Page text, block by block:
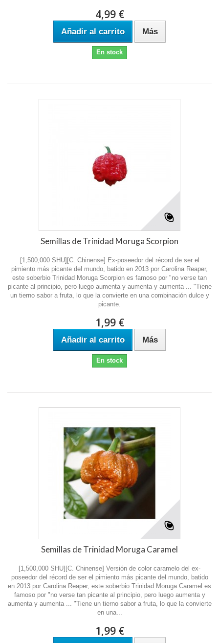
4,99 €
Añadir al carrito Más
En stock
Semillas de Trinidad Moruga Scorpion
[1,500,000 SHU][C. Chinense] Ex-poseedor del récord de ser el
pimiento más picante del mundo, batido en 2013 por Carolina Reaper,
este soberbio Trinidad Moruga Scorpion es famoso por "no verse tan
picante al principio, pero luego aumenta y aumenta y aumenta ... "Tiene
un tierno sabor a fruta, lo que la convierte en una combinación dulce y
picante.
1,99 €
Añadir al carrito Más
En stock
Semillas de Trinidad Moruga Caramel
[1,500,000 SHU][C. Chinense] Versión de color caramelo del ex-
poseedor del récord de ser el pimiento más picante del mundo, batido
en 2013 por Carolina Reaper, este soberbio Trinidad Moruga Caramel es
famoso por "no verse tan picante al principio, pero luego aumenta y
aumenta y aumenta ... "Tiene un tierno sabor a fruta, lo que la convierte
en una...
1,99 €